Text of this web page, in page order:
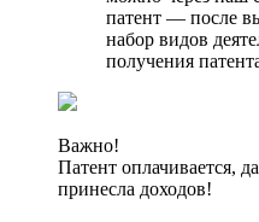
патент — после
набор видов
получения
Важно!
Патент оплачивается,
принесла доходов!